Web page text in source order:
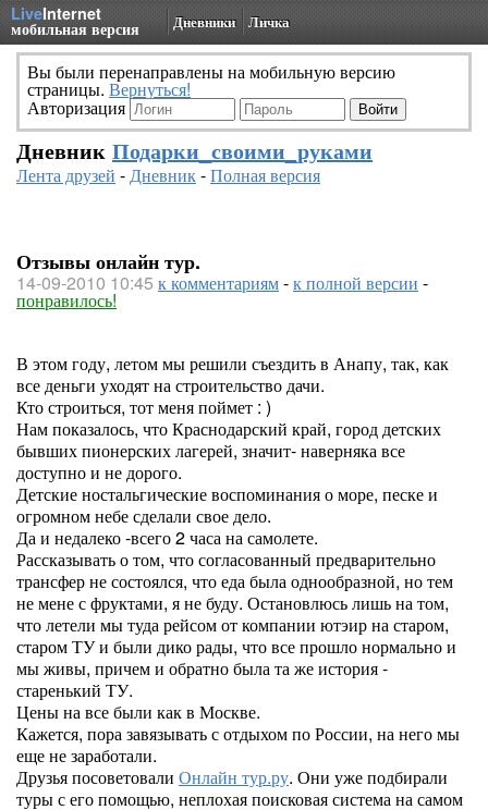
LiveInternet
мобильная версия Дневники Личка
Вы были перенаправлены на мобильную версию
страницы. Вернуться!
Авторизация
Дневник Подарки_своими_руками
Лента друзей -Дневник-Полная версия
Отзывы онлайн тур.
14-09-2010 10:45 к комментариям-к полной версии -
понравилось!
В этом году, летом мы решили съездить в Анапу, так, как
все деньги уходят на строительство дачи.
Кто строиться, тот меня поймет : )
Нам показалось, что Краснодарский край, город детских
бывших пионерских лагерей, значит- наверняка все
доступно и не дорого.
Детские ностальгические воспоминания о море, песке и
огромном небе сделали свое дело.
Да и недалеко -всего 2 часа на самолете.
Рассказывать о том, что согласованный предварительно
трансфер не состоялся, что еда была однообразной, но тем
не мене с фруктами, я не буду. Остановлюсь лишь на том,
что летели мы туда рейсом от компании ютэир на старом,
старом ТУ и были дико рады, что все прошло нормально и
мы живы, причем и обратно была та же история -
старенький ТУ.
Цены на все были как в Москве.
Кажется, пора завязывать с отдыхом по России, на него мы
еще не заработали.
Друзья посоветовали Онлайн тур.ру. Они уже подбирали
туры с его помощью, неплохая поисковая система на самом